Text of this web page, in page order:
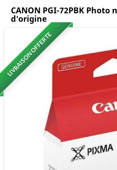
CANON PGI-72PBK
d'origine
LIVRAISON OFFERTE